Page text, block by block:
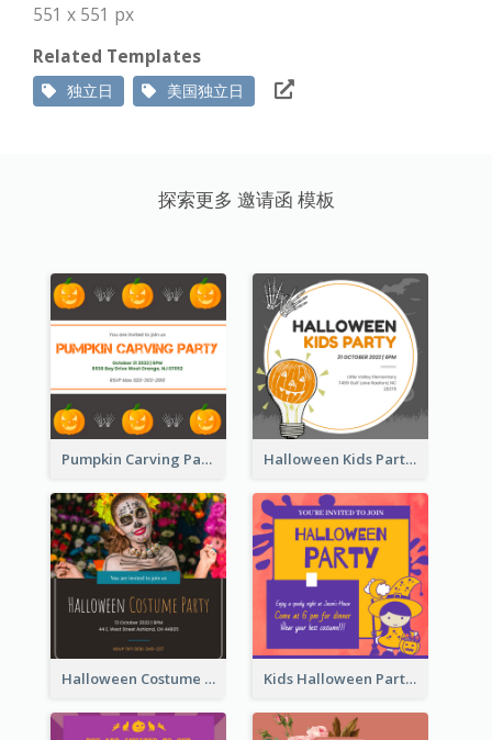
551 x 551 px
Related Templates
独立日 美国独立日
探索更多 邀请函 模板
Pumpkin Carving Party Invitation Halloween Kids Party Invitation
Halloween Costume Party Invitation Kids Halloween Party Invitation